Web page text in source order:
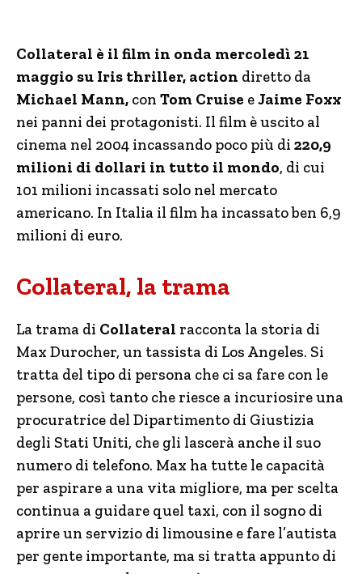
Collateral è il film in onda mercoledì 21
maggio su Iris thriller, action diretto da
Michael Mann, con Tom Cruise eJaime Foxx
nei panni dei protagonisti. Il film è uscito al
cinema nel 2004 incassando poco più di 220,9
milioni di dollari in tutto il mondo, di cui
101 milioni incassati solo nel mercato
americano. In Italia il film ha incassato ben 6,9
milioni di euro.
Collateral, la trama
La trama di Collateral racconta la storia di
Max Durocher, un tassista di Los Angeles. Si
tratta del tipo di persona che ci sa fare con le
persone, così tanto che riesce a incuriosire una
procuratrice del Dipartimento di Giustizia
degli Stati Uniti, che gli lascerà anche il suo
numero di telefono. Max ha tutte le capacità
per aspirare a una vita migliore, ma per scelta
continua a guidare quel taxi, con il sogno di
aprire un servizio di limousine e fare l’autista
per gente importante, ma si tratta appunto di